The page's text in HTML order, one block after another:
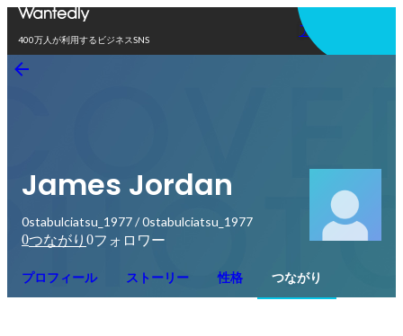
400万人が利用するビジネスSNS
アプリを使う
James Jordan
0stabulciatsu_1977 / 0stabulciatsu_1977
0つながり 0フォロワー
プロフィール ストーリー 性格 つながり